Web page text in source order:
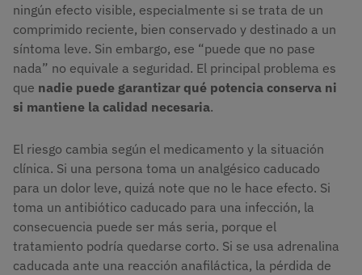
ningún efecto visible, especialmente si se trata de un
comprimido reciente, bien conservado y destinado a un
síntoma leve. Sin embargo, ese “puede que no pase
nada” no equivale a seguridad. El principal problema es
que nadie puede garantizar qué potencia conserva ni
si mantiene la calidad necesaria.
El riesgo cambia según el medicamento y la situación
clínica. Si una persona toma un analgésico caducado
para un dolor leve, quizá note que no le hace efecto. Si
toma un antibiótico caducado para una infección, la
consecuencia puede ser más seria, porque el
tratamiento podría quedarse corto. Si se usa adrenalina
caducada ante una reacción anafiláctica, la pérdida de